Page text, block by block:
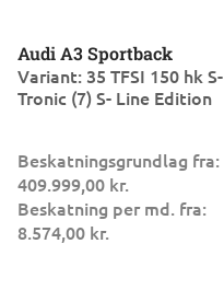
Audi A3 Sportback
Variant: 35 TFSI 150 hk S-
Tronic (7) S- Line Edition
Beskatningsgrundlag fra:
409.999,00 kr.
Beskatning per md. fra:
8.574,00 kr.